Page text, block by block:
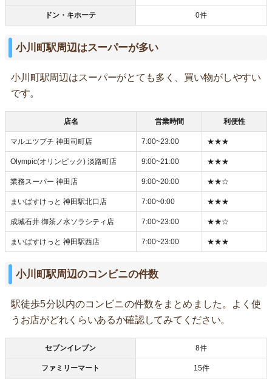
ドン・キホーテ 0件
小川町駅周辺はスーパーが多い
小川町駅周辺はスーパーがとても多く、買い物がしやすい
です。
店名 営業時間 利便性
マルエツプチ 神田司町店 7:00~23:00 ★★★
Olympic(オリンピック) 淡路町店 9:00~21:00 ★★★
業務スーパー 神田店 9:00~20:00 ★★☆
まいばすけっと 神田駅北口店 7:00~0:00 ★★★
成城石井 御茶ノ水ソラシティ店 7:00~23:00 ★★☆
まいばすけっと 神田駅西店 7:00~23:00 ★★★
小川町駅周辺のコンビニの件数
駅徒歩5分以内のコンビニの件数をまとめました。よく使
うお店がどれくらいあるか確認してみてください。
セブンイレブン 8件
ファミリーマート 15件